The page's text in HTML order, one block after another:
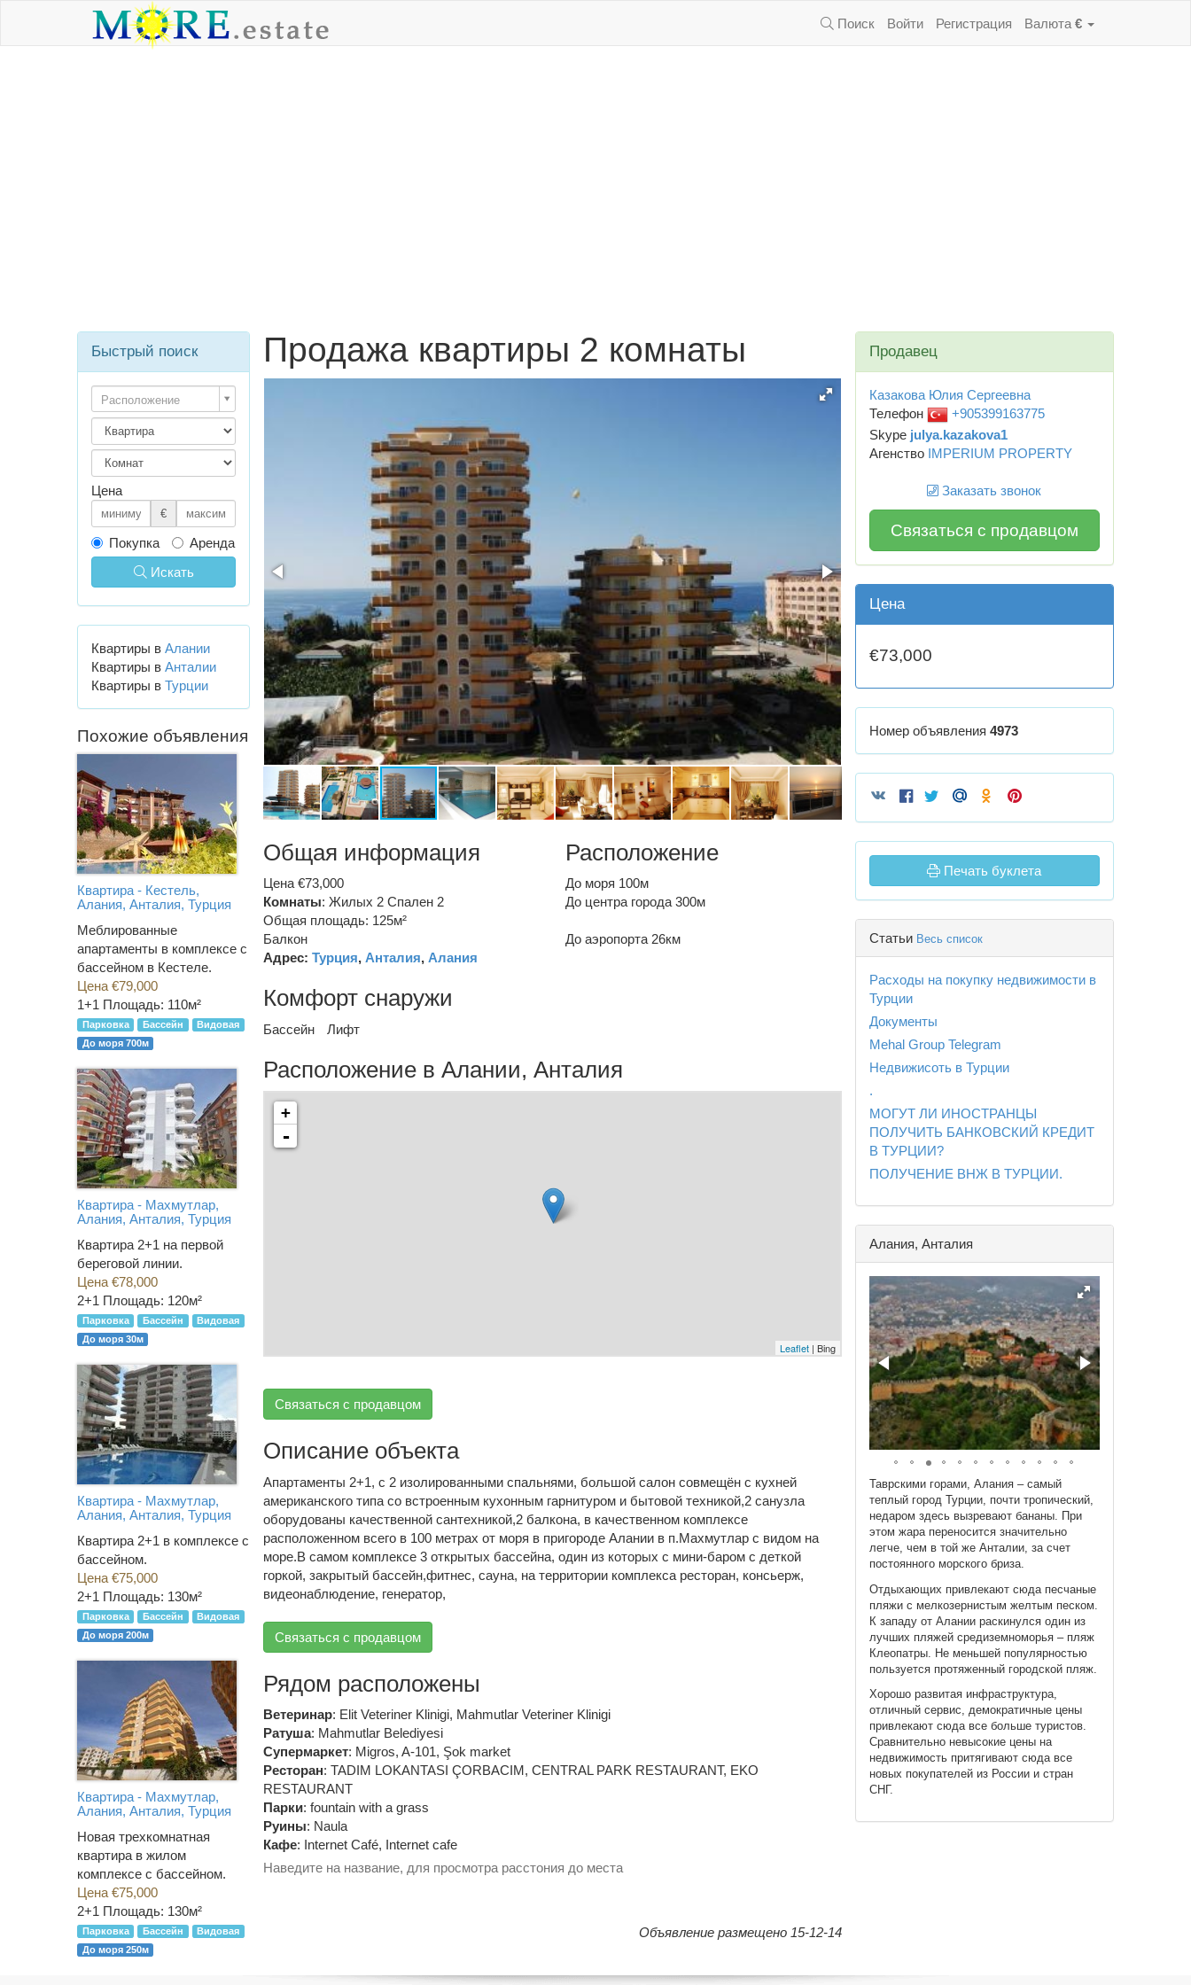
Поиск Войти Регистрация Валюта €
Продажа квартиры 2 комнаты
Общая информация
Цена €73,000
Комнаты: Жилых 2 Спален 2
Общая площадь: 125м²
Балкон
Адрес: Турция, Анталия, Алания
Расположение
До моря 100м
До центра города 300м
До аэропорта 26км
Комфорт снаружи
Бассейн Лифт
Расположение в Алании, Анталия
+
-
Leaflet| Bing
Связаться с продавцом
Описание объекта
Апартаменты 2+1, с 2 изолированными спальнями, большой салон совмещён с кухней
американского типа со встроенным кухонным гарнитуром и бытовой техникой,2 санузла
оборудованы качественной сантехникой,2 балкона, в качественном комплексе
расположенном всего в 100 метрах от моря в пригороде Алании в п.Махмутлар с видом на
море.В самом комплексе 3 открытых бассейна, один из которых с мини-баром с деткой
горкой, закрытый бассейн,фитнес, сауна, на территории комплекса ресторан, консьерж,
видеонаблюдение, генератор,
Связаться с продавцом
Рядом расположены
Ветеринар: Elit Veteriner Klinigi, Mahmutlar Veteriner Klinigi
Ратуша: Mahmutlar Belediyesi
Супермаркет: Migros, A-101, Şok market
Ресторан: TADIM LOKANTASI ÇORBACIM, CENTRAL PARK RESTAURANT, EKO
RESTAURANT
Парки: fountain with a grass
Руины: Naula
Кафе: Internet Café, Internet cafe
Наведите на название, для просмотра расстония до места
Объявление размещено 15-12-14
Продавец
Казакова Юлия Сергеевна
Телефон
+905399163775
Skype julya.kazakova1
Агенство IMPERIUM PROPERTY
Заказать звонок
Связаться с продавцом
Цена
€73,000
Номер объявления 4973
Печать буклета
Статьи Весь список
Расходы на покупку недвижимости в
Турции
Документы
Mehal Group Telegram
Недвижисоть в Турции
.
МОГУТ ЛИ ИНОСТРАНЦЫ
ПОЛУЧИТЬ БАНКОВСКИЙ КРЕДИТ
В ТУРЦИИ?
ПОЛУЧЕНИЕ ВНЖ В ТУРЦИИ.
Алания, Анталия
Таврскими горами, Алания – самый
теплый город Турции, почти тропический,
недаром здесь вызревают бананы. При
этом жара переносится значительно
легче, чем в той же Анталии, за счет
постоянного морского бриза.
Отдыхающих привлекают сюда песчаные
пляжи с мелкозернистым желтым песком.
К западу от Алании раскинулся один из
лучших пляжей средиземноморья – пляж
Клеопатры. Не меньшей популярностью
пользуется протяженный городской пляж.
Хорошо развитая инфраструктура,
отличный сервис, демократичные цены
привлекают сюда все больше туристов.
Сравнительно невысокие цены на
недвижимость притягивают сюда все
новых покупателей из России и стран
СНГ.
Быстрый поиск
Расположение
Цена
€
Покупка
Аренда
Искать
Квартиры в Алании
Квартиры в Анталии
Квартиры в Турции
Похожие объявления
Квартира - Кестель,
Алания, Анталия, Турция
Меблированные
апартаменты в комплексе с
бассейном в Кестеле.
Цена €79,000
1+1 Площадь: 110м²
Парковка Бассейн
Видовая
До моря 700м
Квартира - Махмутлар,
Алания, Анталия, Турция
Квартира 2+1 на первой
береговой линии.
Цена €78,000
2+1 Площадь: 120м²
Парковка Бассейн
Видовая
До моря 30м
Квартира - Махмутлар,
Алания, Анталия, Турция
Квартира 2+1 в комплексе с
бассейном.
Цена €75,000
2+1 Площадь: 130м²
Парковка Бассейн
Видовая
До моря 200м
Квартира - Махмутлар,
Алания, Анталия, Турция
Новая трехкомнатная
квартира в жилом
комплексе с бассейном.
Цена €75,000
2+1 Площадь: 130м²
Парковка Бассейн
Видовая
До моря 250м